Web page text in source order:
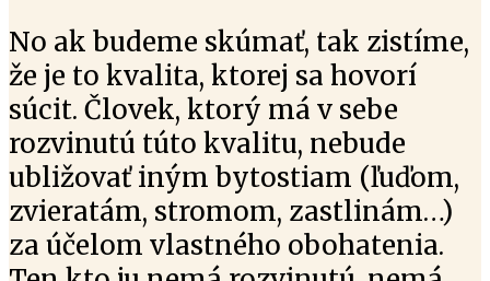
No ak budeme skúmať, tak zistíme,
že je to kvalita, ktorej sa hovorí
súcit. Človek, ktorý má v sebe
rozvinutú túto kvalitu, nebude
ubližovať iným bytostiam (ľuďom,
zvieratám, stromom, zastlinám…)
za účelom vlastného obohatenia.